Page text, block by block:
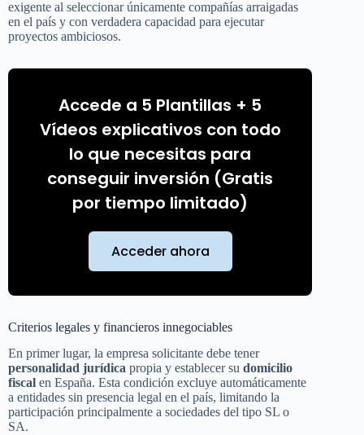
exigente al seleccionar únicamente compañías arraigadas
en el país y con verdadera capacidad para ejecutar
proyectos ambiciosos.
Accede a 5 Plantillas + 5
Vídeos explicativos con todo
lo que necesitas para
conseguir inversión (Gratis
por tiempo limitado)
Acceder ahora
Criterios legales y financieros innegociables
En primer lugar, la empresa solicitante debe tener
personalidad jurídica propia y establecer su domicilio
fiscal en España. Esta condición excluye automáticamente
a entidades sin presencia legal en el país, limitando la
participación principalmente a sociedades del tipo SL o
SA.